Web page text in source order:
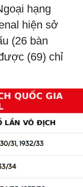
hạng
hiện sở
(26 bàn
(69) chỉ